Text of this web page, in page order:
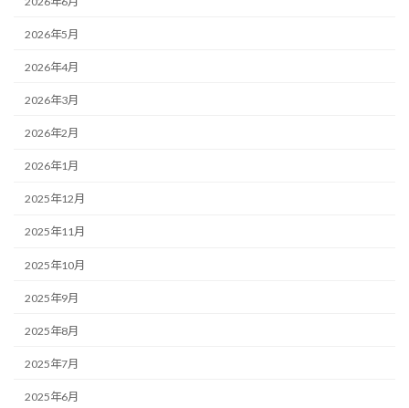
2026年5月
2026年4月
2026年3月
2026年2月
2026年1月
2025年12月
2025年11月
2025年10月
2025年9月
2025年8月
2025年7月
2025年6月